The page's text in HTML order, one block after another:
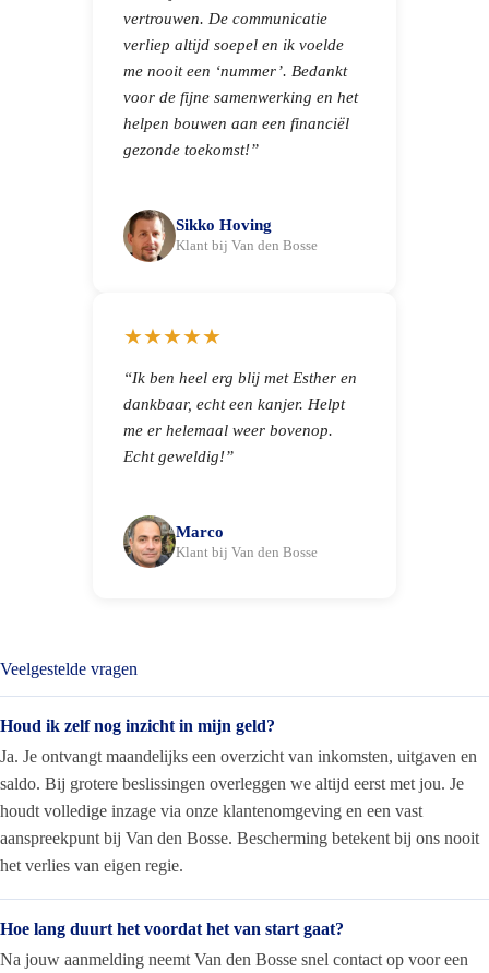
vertrouwen. De communicatie
verliep altijd soepel en ik voelde
me nooit een ‘nummer’. Bedankt
voor de fijne samenwerking en het
helpen bouwen aan een financiël
gezonde toekomst!”
Sikko Hoving
Klant bij Van den Bosse
★★★★★
“Ik ben heel erg blij met Esther en
dankbaar, echt een kanjer. Helpt
me er helemaal weer bovenop.
Echt geweldig!”
Marco
Klant bij Van den Bosse
Veelgestelde vragen
Houd ik zelf nog inzicht in mijn geld?
Ja. Je ontvangt maandelijks een overzicht van inkomsten, uitgaven en
saldo. Bij grotere beslissingen overleggen we altijd eerst met jou. Je
houdt volledige inzage via onze klantenomgeving en een vast
aanspreekpunt bij Van den Bosse. Bescherming betekent bij ons nooit
het verlies van eigen regie.
Hoe lang duurt het voordat het van start gaat?
Na jouw aanmelding neemt Van den Bosse snel contact op voor een